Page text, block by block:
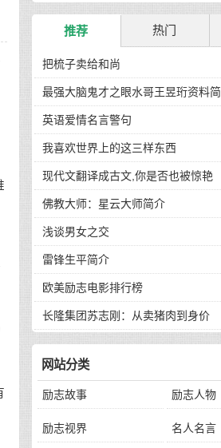
推荐 热门
把梳子卖给和尚
最强大脑鬼才之眼水哥王昱珩资料简
介
英语爱情名言警句
我喜欢世界上的这三样东西
现代文翻译成古文,你是否也被惊艳
到了
佛教大师：星云大师简介
浅谈男女之交
雷锋生平简介
欧美励志电影排行榜
长隆集团苏志刚：从卖猪肉到身价
130亿，他的秘诀是？
网站分类
励志故事 励志人物
励志视界 名人名言